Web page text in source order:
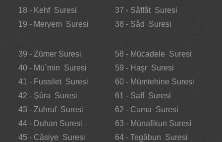
18 - Kehf Suresi
19 - Meryem Suresi
37 - Sâffât Suresi
38 - Sâd Suresi
39 - Zümer Suresi
40 - Mü`min Suresi
41 - Fussilet Suresi
42 - Şûra Suresi
43 - Zuhruf Suresi
44 - Duhan Suresi
45 - Câsiye Suresi
58 - Mücadele Suresi
59 - Haşr Suresi
60 - Mümtehine Suresi
61 - Saff Suresi
62 - Cuma Suresi
63 - Münafikun Suresi
64 - Tegâbun Suresi